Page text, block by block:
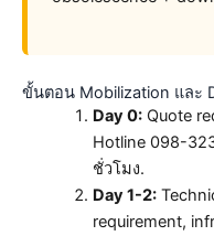
ขั้นตอน Mobilization และ
Day 0:Quote
Hotline 098-
ชั่วโมง.
Day 1-2:
requirement,